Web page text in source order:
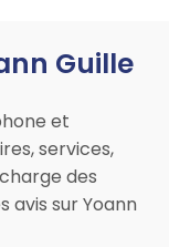
Guille
et
services,
des
avis sur Yoann